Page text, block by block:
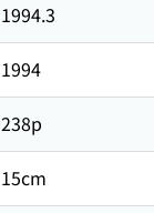
1994.3
1994
238p
15cm